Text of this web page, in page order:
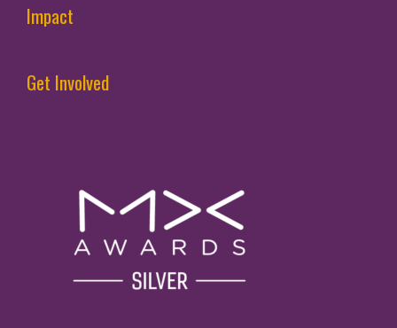
Impact
Get Involved